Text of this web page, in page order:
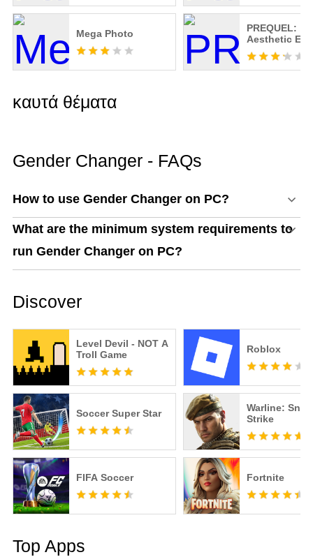
Mega Photo
PREQUEL:
Aesthetic
καυτά θέματα
Gender Changer - FAQs
How to use Gender Changer on PC?
What are the minimum system requirements to
run Gender Changer on PC?
Discover
Level Devil - NOT A
Troll Game
Roblox
Soccer Super Star
Warline:
Strike
FIFA Soccer Fortnite
Top Apps